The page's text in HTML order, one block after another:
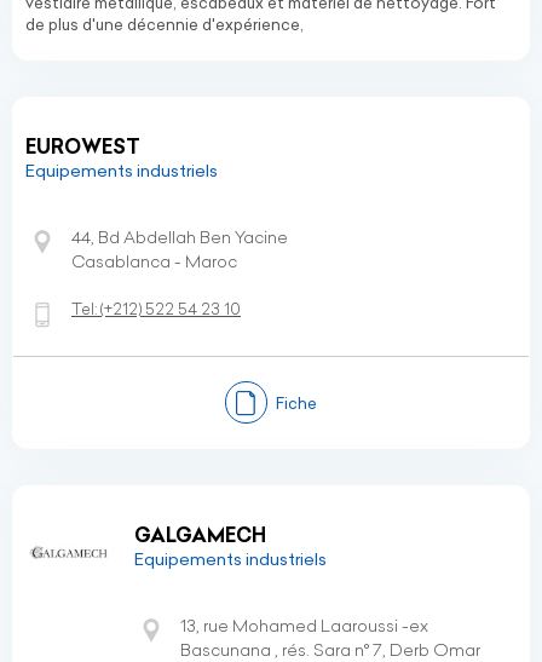
de plus d'une décennie d'expérience,
EUROWEST
Equipements industriels
44, Bd Abdellah Ben Yacine
Casablanca - Maroc
Tel:(+212) 522 54 23 10
Fiche
GALGAMECH
Equipements industriels
13, rue Mohamed Laaroussi -ex
Bascunana , rés. Sara n° 7, Derb Omar